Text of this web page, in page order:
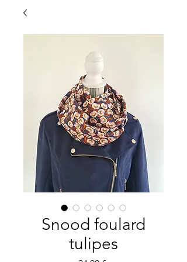
Snood foulard
tulipes